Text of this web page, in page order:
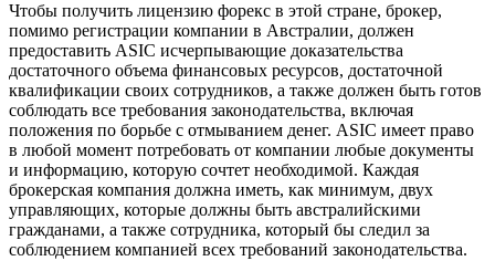
Чтобы получить лицензию форекс в этой стране, брокер,
помимо регистрации компании в Австралии, должен
предоставить ASIC исчерпывающие доказательства
достаточного объема финансовых ресурсов, достаточной
квалификации своих сотрудников, а также должен быть готов
соблюдать все требования законодательства, включая
положения по борьбе с отмыванием денег. ASIC имеет право
в любой момент потребовать от компании любые документы
и информацию, которую сочтет необходимой. Каждая
брокерская компания должна иметь, как минимум, двух
управляющих, которые должны быть австралийскими
гражданами, а также сотрудника, который бы следил за
соблюдением компанией всех требований законодательства.